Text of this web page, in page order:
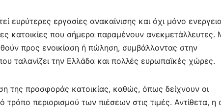
ευρύτερες εργασίες ανακαίνισης και όχι μόνο
κατοικίες που σήμερα παραμένουν ανεκμετάλλευτες.
προς ενοικίαση ή πώληση, συμβάλλοντας στην
ταλανίζει την Ελλάδα και πολλές ευρωπαϊκές χώρες.
της προσφοράς κατοικίας, καθώς, όπως δείχνουν οι
τρόπο περιορισμού των πιέσεων στις τιμές. Αντίθετα, η